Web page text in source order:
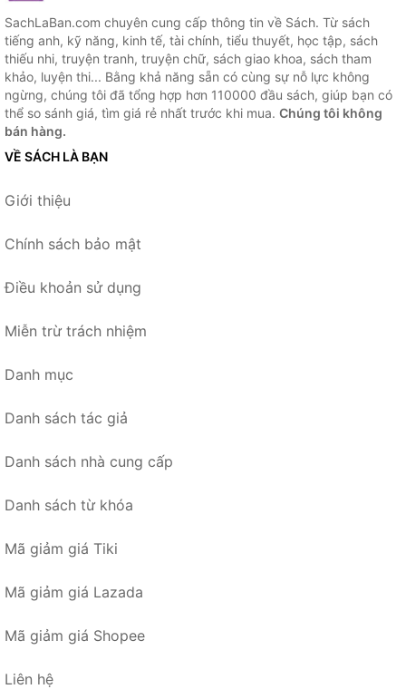
SachLaBan.com chuyên cung cấp thông tin về Sách. Từ sách
tiếng anh, kỹ năng, kinh tế, tài chính, tiểu thuyết, học tập, sách
thiếu nhi, truyện tranh, truyện chữ, sách giao khoa, sách tham
khảo, luyện thi... Bằng khả năng sẵn có cùng sự nỗ lực không
ngừng, chúng tôi đã tổng hợp hơn 110000 đầu sách, giúp bạn có
thể so sánh giá, tìm giá rẻ nhất trước khi mua. Chúng tôi không
bán hàng.
VỀ SÁCH LÀ BẠN
Giới thiệu
Chính sách bảo mật
Điều khoản sử dụng
Miễn trừ trách nhiệm
Danh mục
Danh sách tác giả
Danh sách nhà cung cấp
Danh sách từ khóa
Mã giảm giá Tiki
Mã giảm giá Lazada
Mã giảm giá Shopee
Liên hệ